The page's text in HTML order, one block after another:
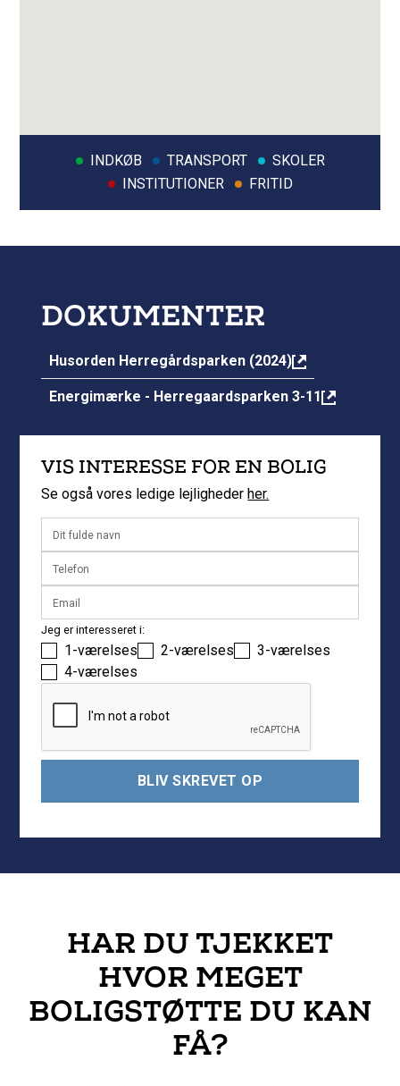
INDKØB TRANSPORT
SKOLER
INSTITUTIONER
FRITID
DOKUMENTER
Husorden Herregårdsparken (2024)
Energimærke - Herregaardsparken 3-11
VIS INTERESSE FOR EN BOLIG
Se også vores ledige lejlighederher.
Jeg er interesseret i:
1-værelses 2-værelses
3-værelses
4-værelses
HAR DU TJEKKET
HVOR MEGET
BOLIGSTØTTE DU KAN
FÅ?